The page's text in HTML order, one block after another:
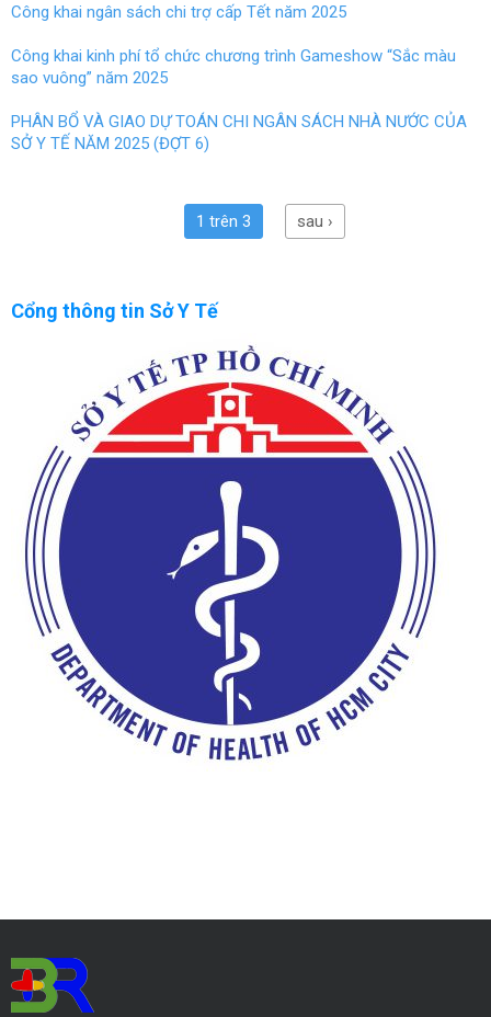
Công khai ngân sách chi trợ cấp Tết năm 2025
Công khai kinh phí tổ chức chương trình Gameshow “Sắc màu
sao vuông” năm 2025
PHÂN BỔ VÀ GIAO DỰ TOÁN CHI NGÂN SÁCH NHÀ NƯỚC CỦA
SỞ Y TẾ NĂM 2025 (ĐỢT 6)
1 trên 3 sau ›
Cổng thông tin Sở Y Tế